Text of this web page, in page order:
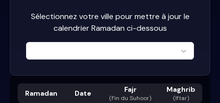
Sélectionnez votre ville pour mettre à jour le
calendrier Ramadan ci-dessous
Ramadan Date Fajr
(Fin du Suhoor)
Maghrib
(Iftar)